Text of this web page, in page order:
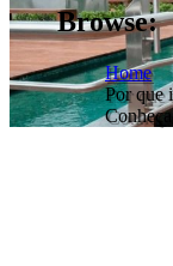
Browse:
Home
Por que